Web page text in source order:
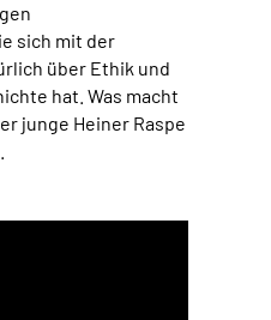
sich mit der
über Ethik und
hat. Was macht
junge Heiner Raspe